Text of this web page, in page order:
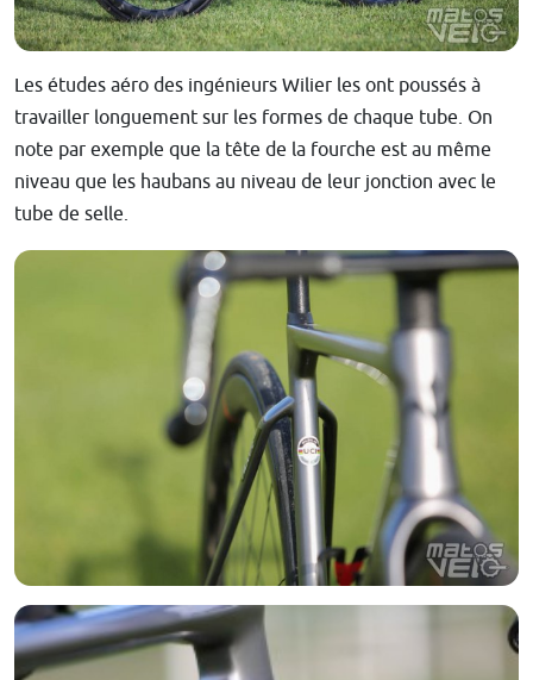
Les études aéro des ingénieurs Wilier les ont poussés à
travailler longuement sur les formes de chaque tube. On
note par exemple que la tête de la fourche est au même
niveau que les haubans au niveau de leur jonction avec le
tube de selle.